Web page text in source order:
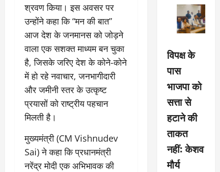
श्रवण किया। इस अवसर पर
उन्होंने कहा कि “मन की बात”
आज देश के जनमानस को जोड़ने
वाला एक सशक्त माध्यम बन चुका
है, जिसके जरिए देश के कोने-कोने
में हो रहे नवाचार, जनभागीदारी
और जमीनी स्तर के उत्कृष्ट
प्रयासों को राष्ट्रीय पहचान
मिलती है।
मुख्यमंत्री (CM Vishnudev
Sai) ने कहा कि प्रधानमंत्री
नरेंद्र मोदी एक अभिभावक की
विपक्ष के
पास
भाजपा को
सत्ता से
हटाने की
ताकत
नहीं: केशव
मौर्य